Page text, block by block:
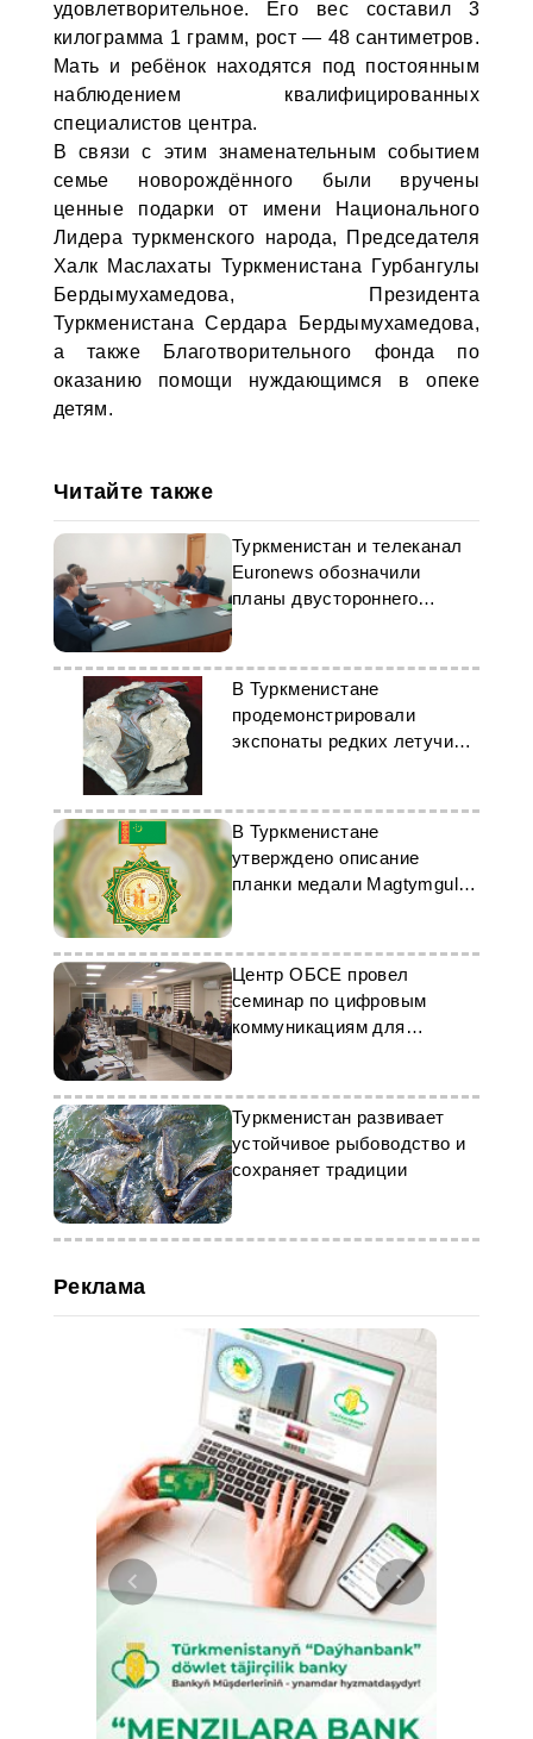
удовлетворительное. Его вес составил 3
килограмма 1 грамм, рост — 48 сантиметров.
Мать и ребёнок находятся под постоянным
наблюдением квалифицированных
специалистов центра.
В связи с этим знаменательным событием
семье новорождённого были вручены
ценные подарки от имени Национального
Лидера туркменского народа, Председателя
Халк Маслахаты Туркменистана Гурбангулы
Бердымухамедова, Президента
Туркменистана Сердара Бердымухамедова,
а также Благотворительного фонда по
оказанию помощи нуждающимся в опеке
детям.
Читайте также
Туркменистан и телеканал
Euronews обозначили
планы двустороннего
сотрудничества
В Туркменистане
продемонстрировали
экспонаты редких летучих
В Туркменистане
утверждено описание
планки медали Magtymguly
Pyragynyň 300 ýyllygyna
Центр ОБСЕ провел
семинар по цифровым
коммуникациям для
госорганов и СМИ
Туркменистан развивает
устойчивое рыбоводство и
сохраняет традиции
Реклама